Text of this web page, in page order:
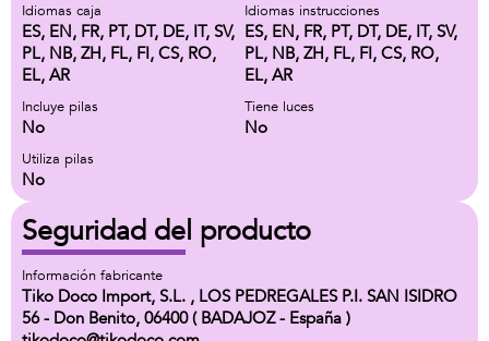
Idiomas caja
ES, EN, FR, PT, DT, DE, IT, SV,
PL, NB, ZH, FL, FI, CS, RO,
EL, AR
Idiomas instrucciones
ES, EN, FR, PT, DT, DE, IT, SV,
PL, NB, ZH, FL, FI, CS, RO,
EL, AR
Incluye pilas
No
Tiene luces
No
Utiliza pilas
No
Seguridad del producto
Información fabricante
Tiko Doco Import, S.L. , LOS PEDREGALES P.I. SAN ISIDRO
56 - Don Benito, 06400 ( BADAJOZ - España )